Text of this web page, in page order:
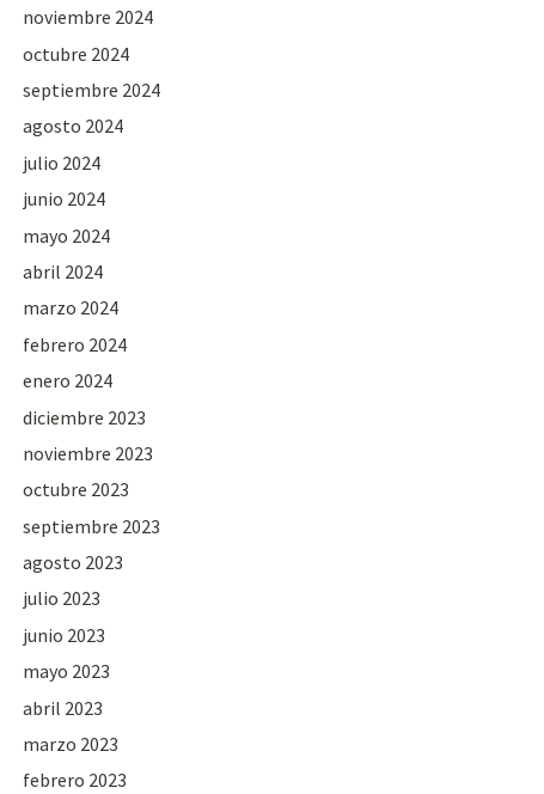
noviembre 2024
octubre 2024
septiembre 2024
agosto 2024
julio 2024
junio 2024
mayo 2024
abril 2024
marzo 2024
febrero 2024
enero 2024
diciembre 2023
noviembre 2023
octubre 2023
septiembre 2023
agosto 2023
julio 2023
junio 2023
mayo 2023
abril 2023
marzo 2023
febrero 2023